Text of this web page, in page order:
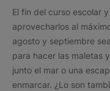
El fin del curso escolar
aprovecharlos al
agosto y septiembre
para hacer las maletas
junto el mar o una
enmarcar. ¿Lo son